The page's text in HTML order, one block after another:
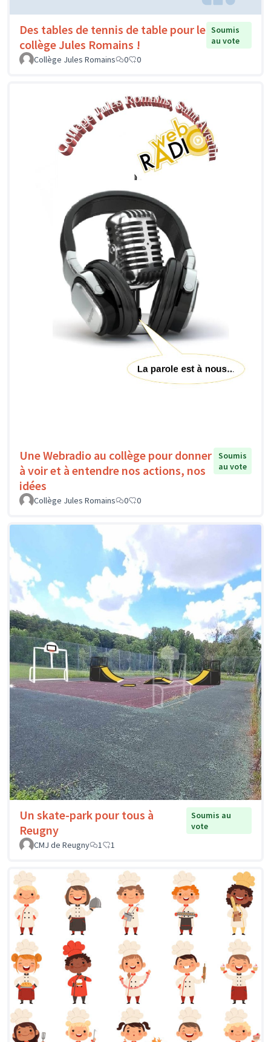
Des tables de tennis de table pour le
collège Jules Romains !
Soumis
au vote
Collège Jules Romains
0 0
Une Webradio au collège pour donner
à voir et à entendre nos actions, nos
idées
Soumis
au vote
Collège Jules Romains 0 0
Un skate-park pour tous à
Reugny
Soumis au
vote
CMJ de Reugny
1 1